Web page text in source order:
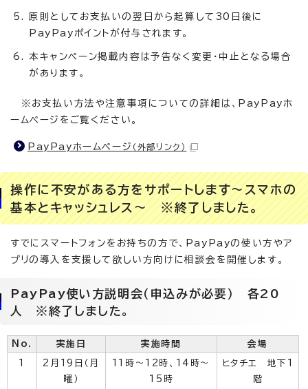
原則としてお支払いの翌日から起算して30日後に
PayPayポイントが付与されます。
本キャンペーン掲載内容は予告なく変更・中止となる場合
があります。
※お支払い方法や注意事項についての詳細は、PayPayホ
ームページをご覧ください。
PayPayホームページ （外部リンク）
操作に不安がある方をサポートします～スマホの
基本とキャッシュレス～ ※終了しました。
すでにスマートフォンをお持ちの方で、PayPayの使い方やア
プリの導入を支援して欲しい方向けに相談会を開催します。
PayPay使い方説明会（申込みが必要） 各20
人 ※終了しました。
No. 実施日 実施時間 会場
1
2月19日（月
曜）
11時～12時、14時～
15時
ヒタチエ 地下1
階